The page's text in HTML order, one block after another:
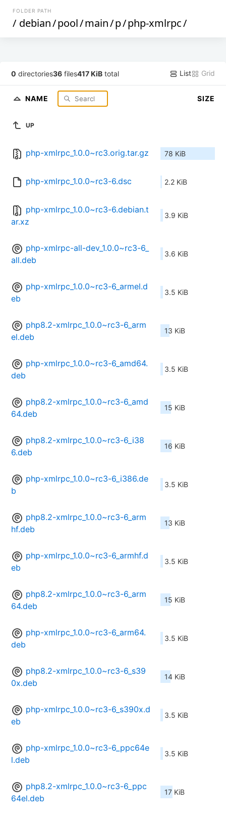
FOLDER PATH
/ debian/pool/main/p/php-xmlrpc/
0 directories36 files417 KiB total List Grid
NAME SIZE
UP
php-xmlrpc_1.0.0~rc3.orig.tar.gz 78 KiB
php-xmlrpc_1.0.0~rc3-6.dsc 2.2 KiB
php-xmlrpc_1.0.0~rc3-6.debian.t
ar.xz
3.9 KiB
php-xmlrpc-all-dev_1.0.0~rc3-6_
all.deb
3.6 KiB
php-xmlrpc_1.0.0~rc3-6_armel.d
eb
3.5 KiB
php8.2-xmlrpc_1.0.0~rc3-6_arm
el.deb
13 KiB
php-xmlrpc_1.0.0~rc3-6_amd64.
deb
3.5 KiB
php8.2-xmlrpc_1.0.0~rc3-6_amd
64.deb
15 KiB
php8.2-xmlrpc_1.0.0~rc3-6_i38
6.deb
16 KiB
php-xmlrpc_1.0.0~rc3-6_i386.de
b
3.5 KiB
php8.2-xmlrpc_1.0.0~rc3-6_arm
hf.deb
13 KiB
php-xmlrpc_1.0.0~rc3-6_armhf.d
eb
3.5 KiB
php8.2-xmlrpc_1.0.0~rc3-6_arm
64.deb
15 KiB
php-xmlrpc_1.0.0~rc3-6_arm64.
deb
3.5 KiB
php8.2-xmlrpc_1.0.0~rc3-6_s39
0x.deb
14 KiB
php-xmlrpc_1.0.0~rc3-6_s390x.d
eb
3.5 KiB
php-xmlrpc_1.0.0~rc3-6_ppc64e
l.deb
3.5 KiB
php8.2-xmlrpc_1.0.0~rc3-6_ppc
64el.deb
17 KiB